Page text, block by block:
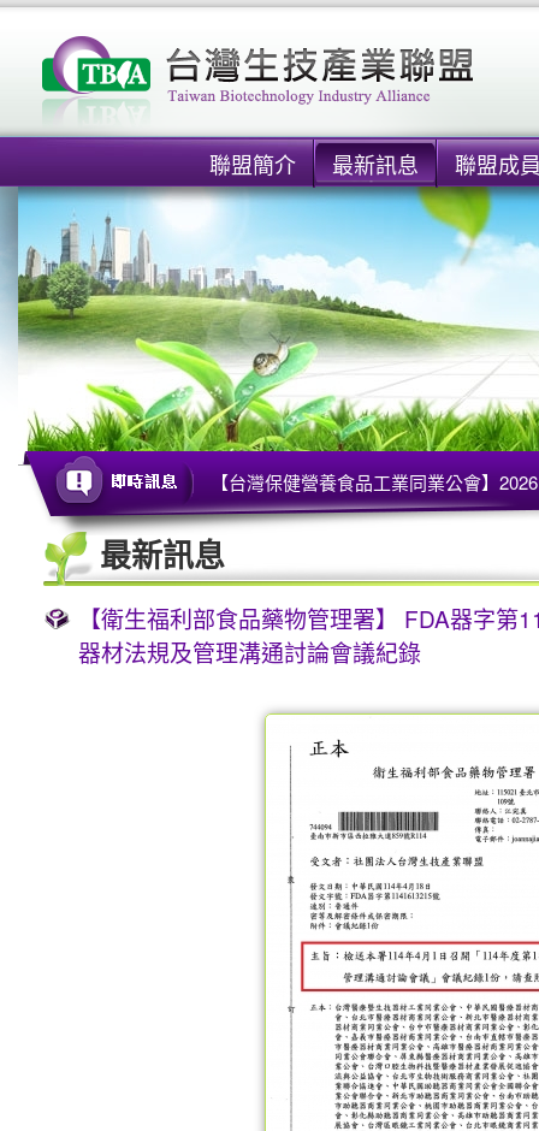
聯盟簡介 最新訊息 聯盟成
【台灣保健營養食品工業同業公會】
最新訊息
【衛生福利部食品藥物管理署】 FDA器字
器材法規及管理溝通討論會議紀錄